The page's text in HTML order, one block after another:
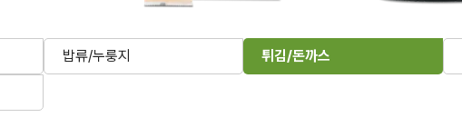
밥류/누룽지 튀김/돈까스